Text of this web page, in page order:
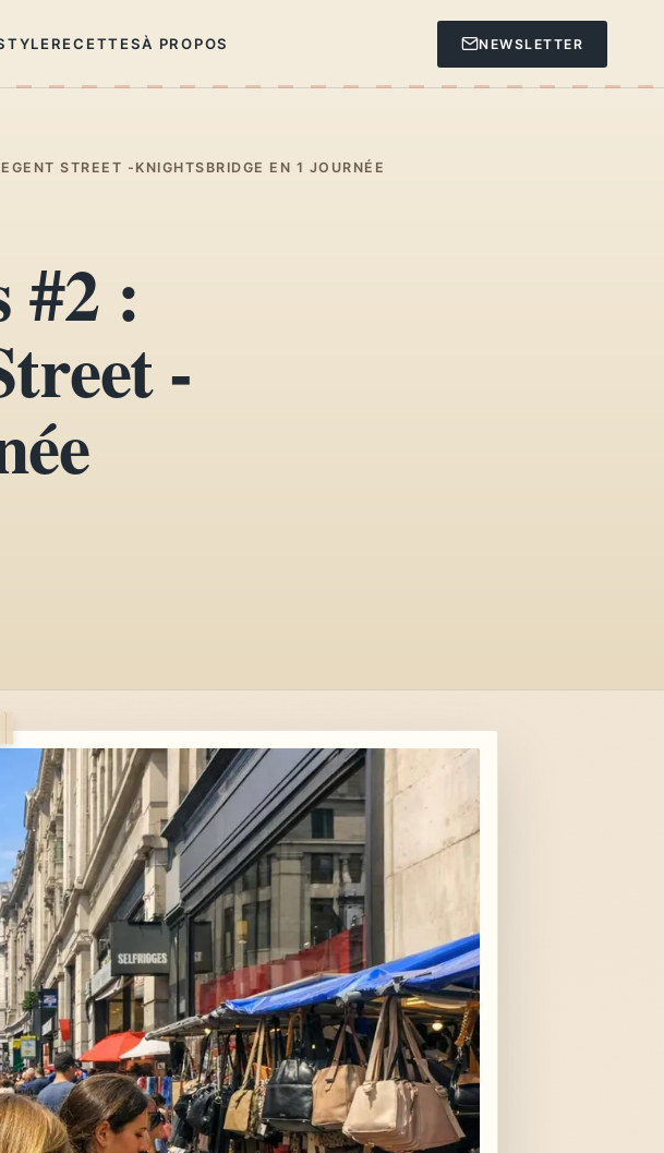
RECETTESÀ PROPOS NEWSLETTER
STREET -KNIGHTSBRIDGE EN 1 JOURNÉE
#2 :
-